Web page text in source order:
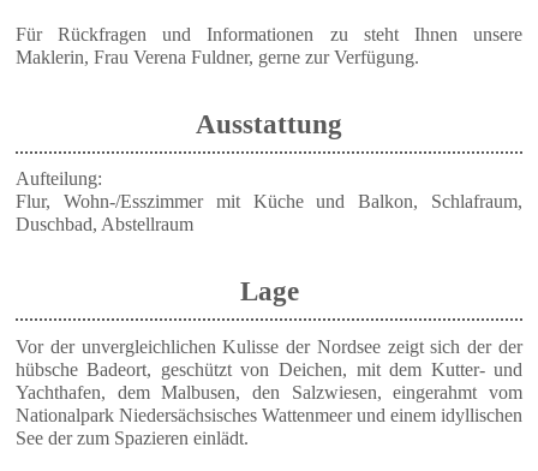
Für Rückfragen und Informationen zu steht Ihnen unsere
Maklerin, Frau Verena Fuldner, gerne zur Verfügung.
Ausstattung
Aufteilung:
Flur, Wohn-/Esszimmer mit Küche und Balkon, Schlafraum,
Duschbad, Abstellraum
Lage
Vor der unvergleichlichen Kulisse der Nordsee zeigt sich der der
hübsche Badeort, geschützt von Deichen, mit dem Kutter- und
Yachthafen, dem Malbusen, den Salzwiesen, eingerahmt vom
Nationalpark Niedersächsisches Wattenmeer und einem idyllischen
See der zum Spazieren einlädt.